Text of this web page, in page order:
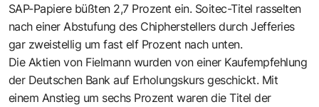
SAP-Papiere büßten 2,7 Prozent ein. Soitec-Titel rasselten
nach einer Abstufung des Chipherstellers durch Jefferies
gar zweistellig um fast elf Prozent nach unten.
Die Aktien von Fielmann wurden von einer Kaufempfehlung
der Deutschen Bank auf Erholungskurs geschickt. Mit
einem Anstieg um sechs Prozent waren die Titel der